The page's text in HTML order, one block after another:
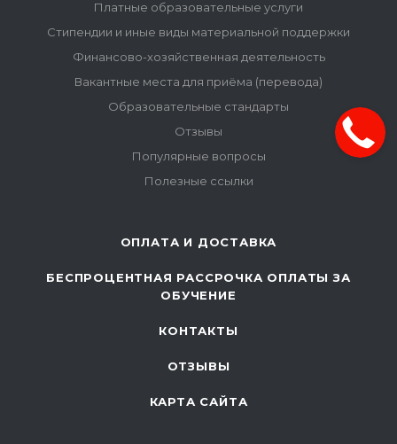
Платные образовательные услуги
Стипендии и иные виды материальной поддержки
Финансово-хозяйственная деятельность
Вакантные места для приёма (перевода)
Образовательные стандарты
Отзывы
Популярные вопросы
Полезные ссылки
ОПЛАТА И ДОСТАВКА
БЕСПРОЦЕНТНАЯ РАССРОЧКА ОПЛАТЫ ЗА
ОБУЧЕНИЕ
КОНТАКТЫ
ОТЗЫВЫ
КАРТА САЙТА